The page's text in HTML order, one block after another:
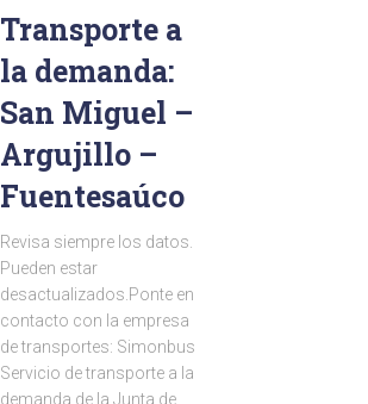
Transporte a
la demanda:
San Miguel –
Argujillo –
Fuentesaúco
Revisa siempre los datos.
Pueden estar
desactualizados.Ponte en
contacto con la empresa
de transportes: Simonbus
Servicio de transporte a la
demanda de la Junta de